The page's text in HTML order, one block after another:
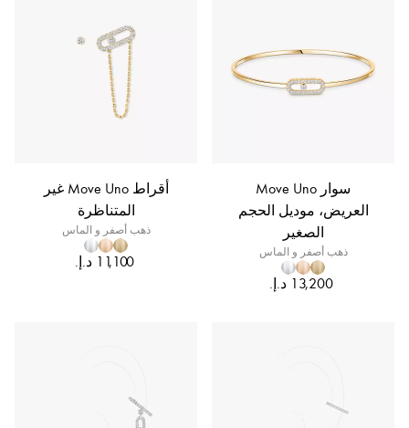
سوار Move Uno
العريض، موديل الحجم
الصغير
ذهب أصفر و الماس
أقراط Move Uno غير
المتناظرة
ذهب أصفر و الماس
‏11,100 د.إ.‏